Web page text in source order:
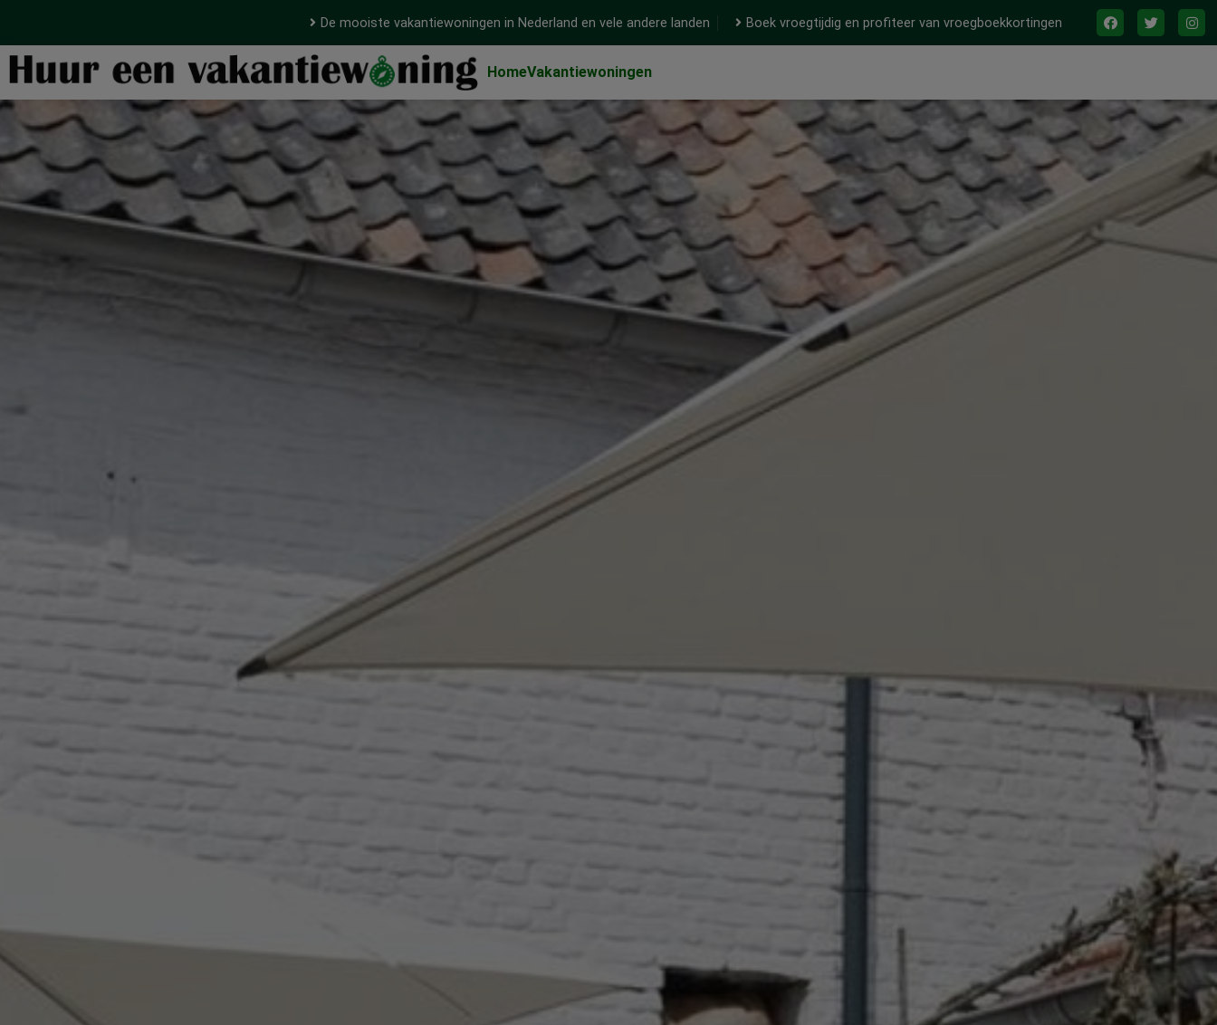
De mooiste vakantiewoningen in Nederland en vele andere landen Boek vroegtijdig en profiteer van vroegboekkortingen
HomeVakantiewoningen